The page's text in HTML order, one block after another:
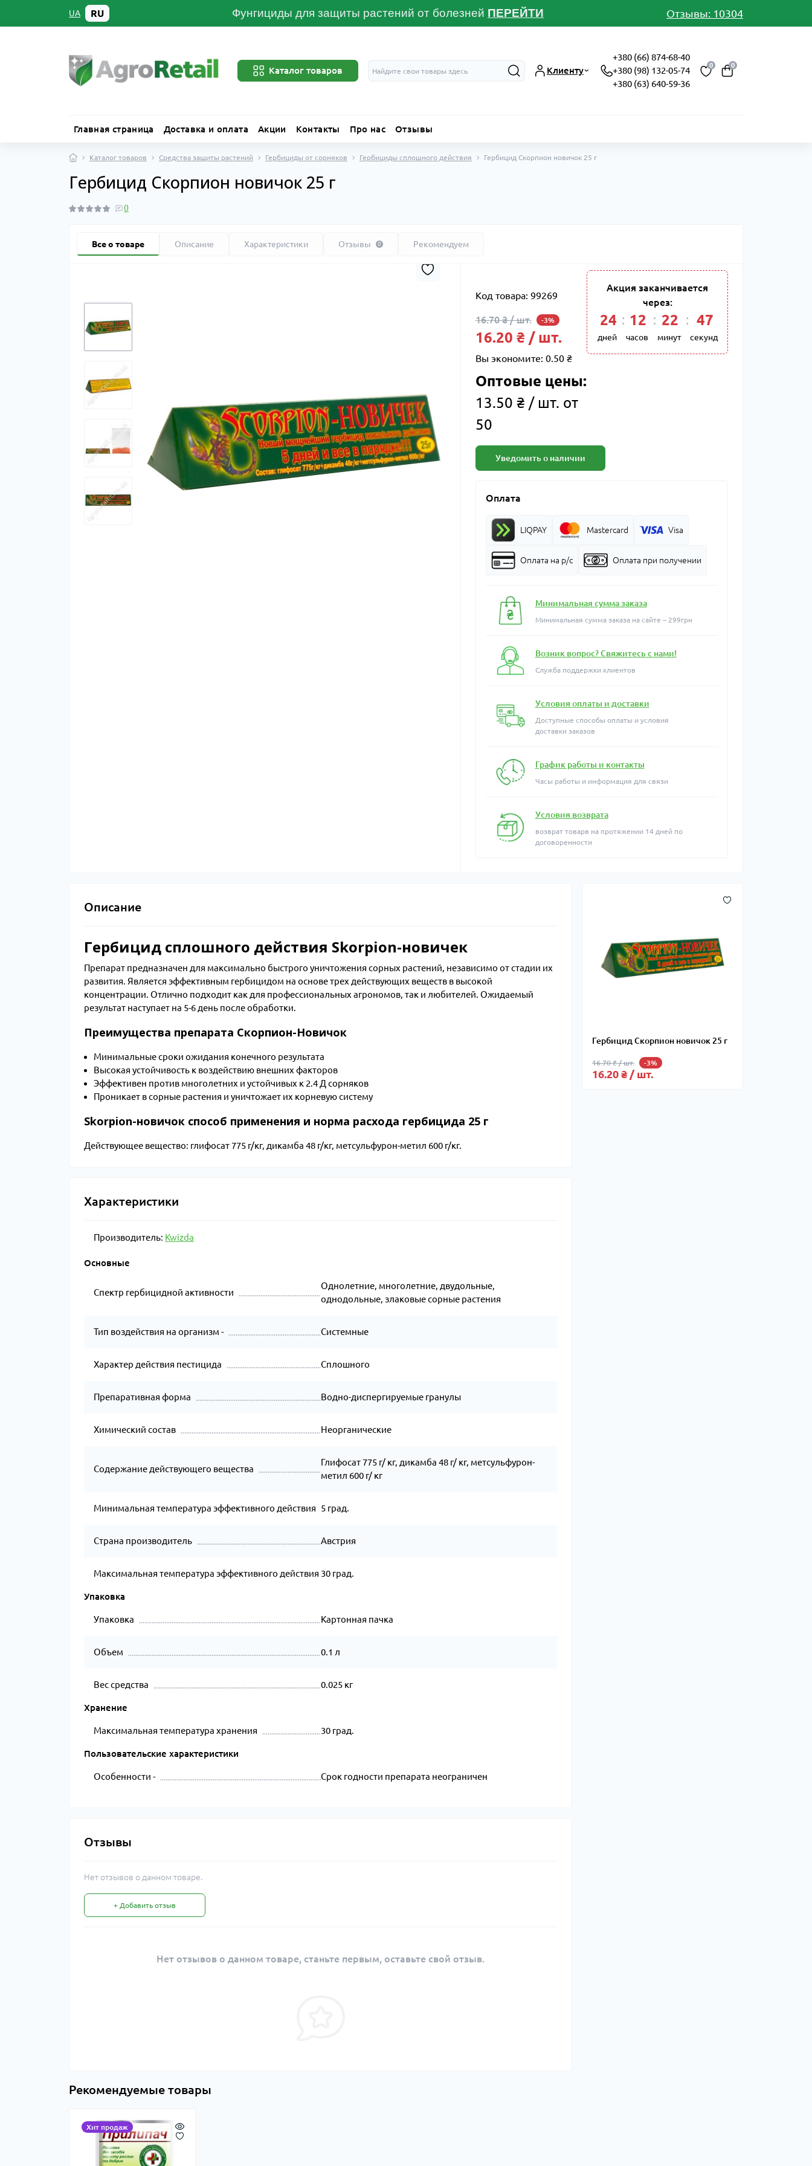
UA RU Фунгициды для защиты растений от болезней ПЕРЕЙТИ Отзывы: 10304
Каталог товаров Клиенту
+380 (66) 874-68-40
+380 (98) 132-05-74
+380 (63) 640-59-36
0 0
Главная страница Доставка и оплата Акции Контакты Про нас Отзывы
Каталог товаров Средства защиты растений Гербициды от сорняков Гербициды сплошного действия Гербицид Скорпион новичок 25 г
Гербицид Скорпион новичок 25 г
0
Все о товаре Описание Характеристики Отзывы 0 Рекомендуем
Код товара: 99269
16.70 ₴ / шт. -3%
16.20 ₴ / шт.
Вы экономите: 0.50 ₴
Оптовые цены:
13.50 ₴ / шт. от
50
Акция заканчивается
через:
24
дней
12
часов
22
минут
46
секунд
Уведомить о наличии
Оплата
LIQPAY Mastercard Visa
Оплата на р/с Оплата при получении
Минимальная сумма заказа
Минимальная сумма заказа на сайте – 299грн
Возник вопрос? Свяжитесь с нами!
Служба поддержки клиентов
Условия оплаты и доставки
Доступные способы оплаты и условия
доставки заказов
График работы и контакты
Часы работы и информация для связи
Условия возврата
возврат товарв на протяжении 14 дней по
договоренности
Гербицид Скорпион новичок 25 г
16.70 ₴ / шт. -3%
16.20 ₴ / шт.
Описание
Гербицид сплошного действия Skorpion-новичек
Препарат предназначен для максимально быстрого уничтожения сорных растений, независимо от стадии их
развития. Является эффективным гербицидом на основе трех действующих веществ в высокой
концентрации. Отлично подходит как для профессиональных агрономов, так и любителей. Ожидаемый
результат наступает на 5-6 день после обработки.
Преимущества препарата Скорпион-Новичок
Минимальные сроки ожидания конечного результата
Высокая устойчивость к воздействию внешних факторов
Эффективен против многолетних и устойчивых к 2.4 Д сорняков
Проникает в сорные растения и уничтожает их корневую систему
Skorpion-новичок способ применения и норма расхода гербицида 25 г
Действующее вещество: глифосат 775 г/кг, дикамба 48 г/кг, метсульфурон-метил 600 г/кг.
Характеристики
Производитель: Kwizda
Основные
Спектр гербицидной активности
Однолетние, многолетние, двудольные,
однодольные, злаковые сорные растения
Тип воздействия на организм - Системные
Характер действия пестицида Сплошного
Препаративная форма Водно-диспергируемые гранулы
Химический состав Неорганические
Содержание действующего вещества
Глифосат 775 г/ кг, дикамба 48 г/ кг, метсульфурон-
метил 600 г/ кг
Минимальная температура эффективного действия 5 град.
Страна производитель Австрия
Максимальная температура эффективного действия 30 град.
Упаковка
Упаковка Картонная пачка
Объем 0.1 л
Вес средства 0.025 кг
Хранение
Максимальная температура хранения 30 град.
Пользовательские характеристики
Особенности - Срок годности препарата неограничен
Отзывы
Нет отзывов о данном товаре.
+ Добавить отзыв
Нет отзывов о данном товаре, станьте первым, оставьте свой отзыв.
Рекомендуемые товары
Хит продаж